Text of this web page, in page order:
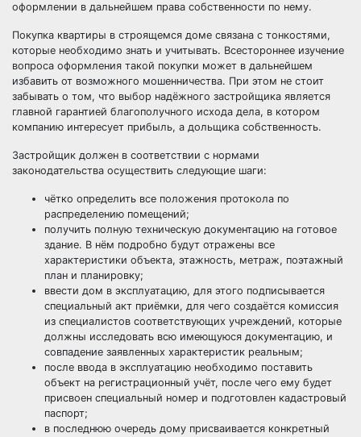
оформлении в дальнейшем права собственности по нему.
Покупка квартиры в строящемся доме связана с тонкостями,
которые необходимо знать и учитывать. Всестороннее изучение
вопроса оформления такой покупки может в дальнейшем
избавить от возможного мошенничества. При этом не стоит
забывать о том, что выбор надёжного застройщика является
главной гарантией благополучного исхода дела, в котором
компанию интересует прибыль, а дольщика собственность.
Застройщик должен в соответствии с нормами
законодательства осуществить следующие шаги:
чётко определить все положения протокола по
распределению помещений;
получить полную техническую документацию на готовое
здание. В нём подробно будут отражены все
характеристики объекта, этажность, метраж, поэтажный
план и планировку;
ввести дом в эксплуатацию, для этого подписывается
специальный акт приёмки, для чего создаётся комиссия
из специалистов соответствующих учреждений, которые
должны исследовать всю имеющуюся документацию, и
совпадение заявленных характеристик реальным;
после ввода в эксплуатацию необходимо поставить
объект на регистрационный учёт, после чего ему будет
присвоен специальный номер и подготовлен кадастровый
паспорт;
в последнюю очередь дому присваивается конкретный